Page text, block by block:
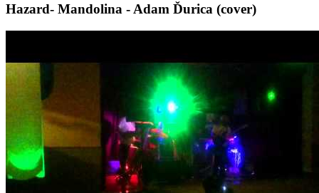
Hazard- Mandolina - Adam Ďurica (cover)